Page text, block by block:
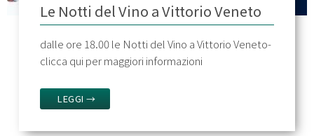
Le Notti del Vino a Vittorio Veneto
dalle ore 18.00 le Notti del Vino a Vittorio Veneto-
clicca qui per maggiori informazioni
LEGGI →